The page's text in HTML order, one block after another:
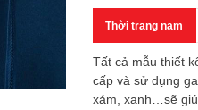
Thời trang nam
Tất cả mẫu thiết
cấp và sử dụng
xám, xanh…sẽ